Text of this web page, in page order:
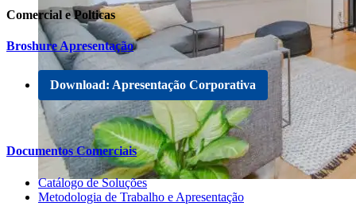
Comercial e Polticas
Broshure Apresentação
Download: Apresentação Corporativa
Documentos Comerciais
Catálogo de Soluções
Metodologia de Trabalho e Apresentação